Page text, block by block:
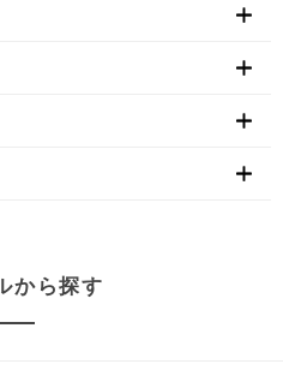
から探す